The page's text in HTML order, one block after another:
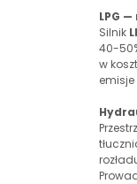
LPG
Silnik
40-
w